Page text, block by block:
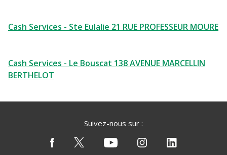
Cash Services - Ste Eulalie 21 RUE PROFESSEUR MOURE
Cash Services - Le Bouscat 138 AVENUE MARCELLIN
BERTHELOT
Suivez-nous sur :